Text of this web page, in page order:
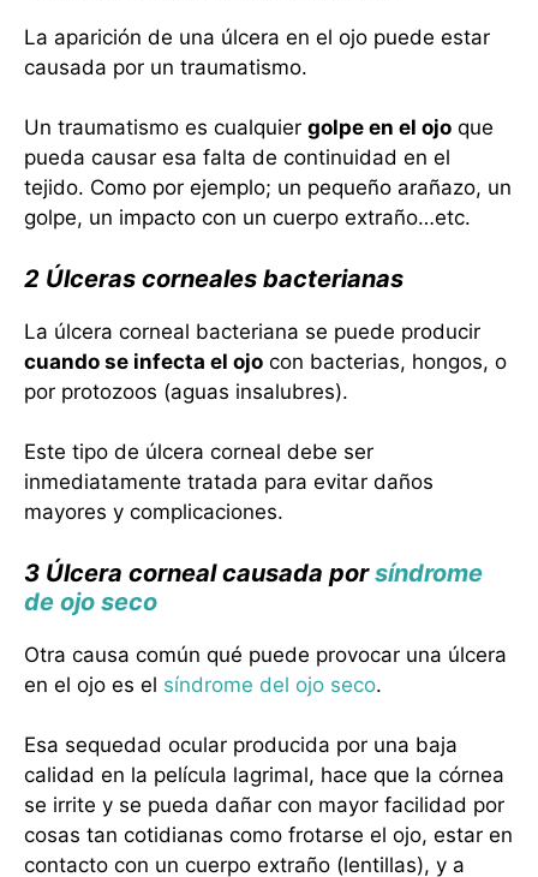
La aparición de una úlcera en el ojo puede estar
causada por un traumatismo.
Un traumatismo es cualquier golpe en el ojo que
pueda causar esa falta de continuidad en el
tejido. Como por ejemplo; un pequeño arañazo, un
golpe, un impacto con un cuerpo extraño…etc.
2 Úlceras corneales bacterianas
La úlcera corneal bacteriana se puede producir
cuando se infecta el ojo con bacterias, hongos, o
por protozoos (aguas insalubres).
Este tipo de úlcera corneal debe ser
inmediatamente tratada para evitar daños
mayores y complicaciones.
3 Úlcera corneal causada porsíndrome
de ojo seco
Otra causa común qué puede provocar una úlcera
en el ojo es el síndrome del ojo seco.
Esa sequedad ocular producida por una baja
calidad en la película lagrimal, hace que la córnea
se irrite y se pueda dañar con mayor facilidad por
cosas tan cotidianas como frotarse el ojo, estar en
contacto con un cuerpo extraño (lentillas), y a